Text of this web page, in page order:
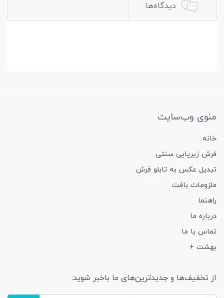
دیدگاه‌ها
منوی وب‌سایت
خانه
فرش زیرپایی سنتی
تبدیل عکس به تابلو فرش
ملزومات بافت
راهنما
درباره ما
تماس با ما
بهشت +
از تخفیف‌ها و جدیدترین‌های ما باخبر شوید: